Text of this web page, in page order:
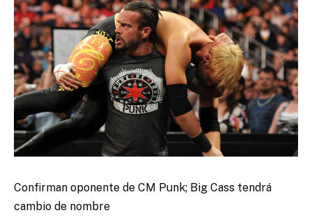
Confirman oponente de CM Punk; Big Cass tendrá
cambio de nombre